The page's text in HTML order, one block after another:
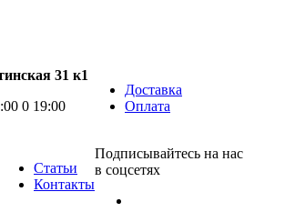
31 к1
0 19:00
Доставка
Оплата
Статьи
Контакты
Подписывайтесь на нас
в соцсетях